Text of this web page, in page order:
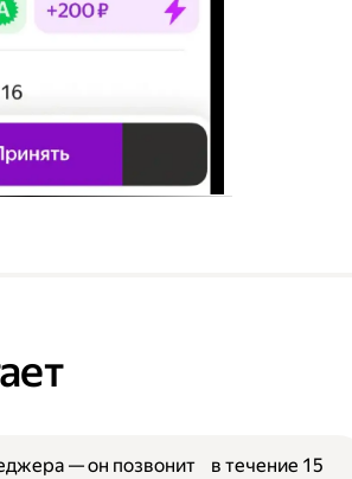
— он позвонит в течение 15